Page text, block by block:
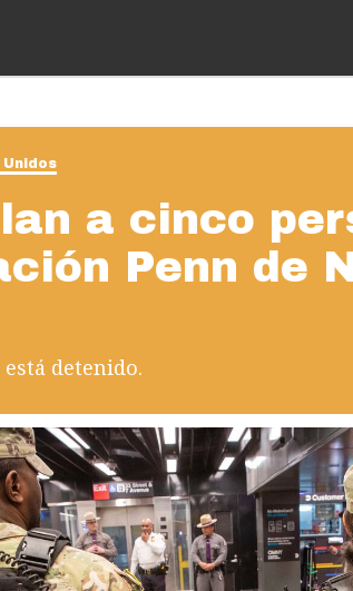
Unidos
a cinco
Penn de
detenido.